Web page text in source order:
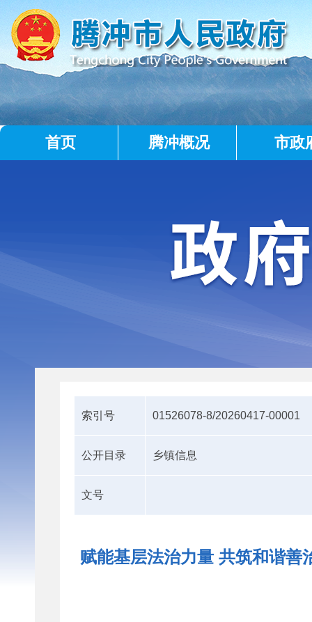
首页 腾冲概况 市政
索引号 01526078-8/20260417-00001
公开目录 乡镇信息
文号
赋能基层法治力量 共筑和谐